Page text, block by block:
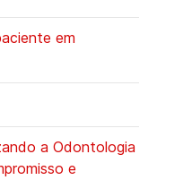
em
a Odontologia
e